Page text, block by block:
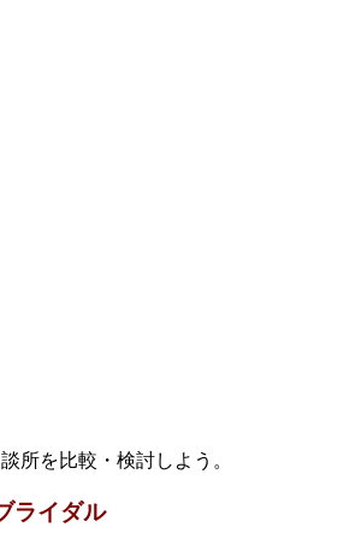
所を比較・検討しよう。
ライダル